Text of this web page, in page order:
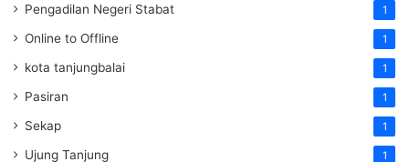
Pengadilan Negeri Stabat 1
Online to Offline 1
kota tanjungbalai 1
Pasiran 1
Sekap 1
Ujung Tanjung 1